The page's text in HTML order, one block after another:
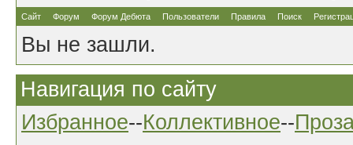
Сайт Форум Форум Дебюта Пользователи Правила Поиск
Вы не зашли.
Навигация по сайту
Избранное--Коллективное--